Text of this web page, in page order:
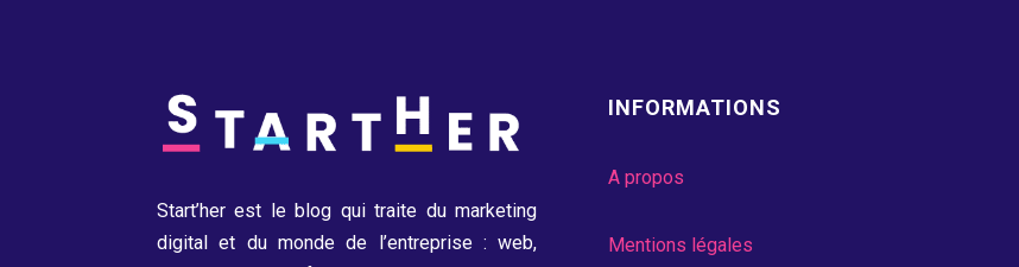
Start’her est le blog qui traite du marketing
digital et du monde de l’entreprise : web,
INFORMATIONS
A propos
Mentions légales